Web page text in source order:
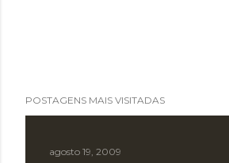
POSTAGENS MAIS VISITADAS
agosto 19, 2009